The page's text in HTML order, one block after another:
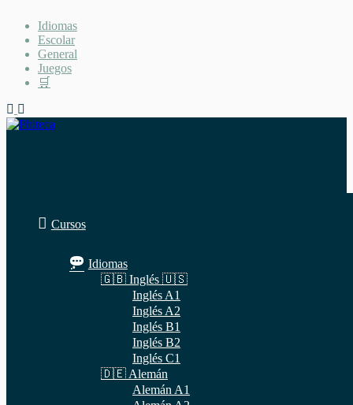
contenido
Idiomas
Escolar
General
Juegos
🛒
Cursos
Idiomas
🇬🇧 Inglés 🇺🇸
Inglés A1
Inglés A2
Inglés B1
Inglés B2
Inglés C1
🇩🇪 Alemán
Alemán A1